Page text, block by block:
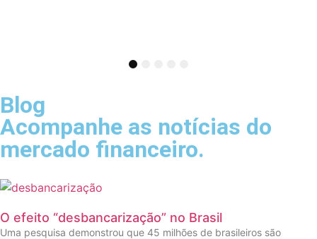
4
Blog
Acompanhe as notícias do
mercado financeiro.
O efeito “desbancarização” no Brasil
Uma pesquisa demonstrou que 45 milhões de brasileiros são